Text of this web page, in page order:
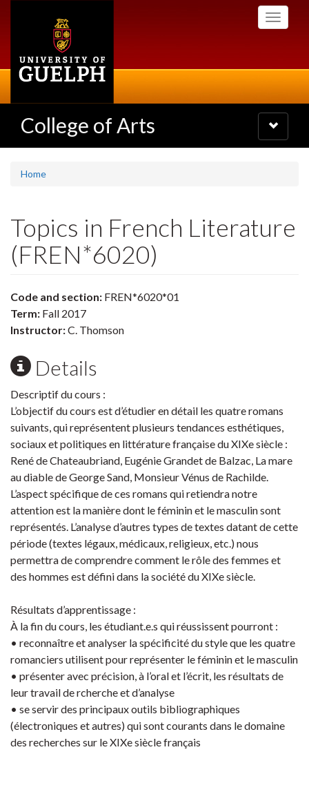
Toggle
College of Arts
Toggle
navigation
Home
Topics in French Literature
(FREN*6020)
Code and section: FREN*6020*01
Term: Fall 2017
Instructor:C. Thomson
Details
Descriptif du cours :
L’objectif du cours est d’étudier en détail les quatre romans
suivants, qui représentent plusieurs tendances esthétiques,
sociaux et politiques en littérature française du XIXe siècle :
René de Chateaubriand, Eugénie Grandet de Balzac, La mare
au diable de George Sand, Monsieur Vénus de Rachilde.
L’aspect spécifique de ces romans qui retiendra notre
attention est la manière dont le féminin et le masculin sont
représentés. L’analyse d’autres types de textes datant de cette
période (textes légaux, médicaux, religieux, etc.) nous
permettra de comprendre comment le rôle des femmes et
des hommes est défini dans la société du XIXe siècle.
Résultats d’apprentissage :
À la fin du cours, les étudiant.e.s qui réussissent pourront :
• reconnaître et analyser la spécificité du style que les quatre
romanciers utilisent pour représenter le féminin et le masculin
• présenter avec précision, à l’oral et l’écrit, les résultats de
leur travail de rcherche et d’analyse
• se servir des principaux outils bibliographiques
(électroniques et autres) qui sont courants dans le domaine
des recherches sur le XIXe siècle français